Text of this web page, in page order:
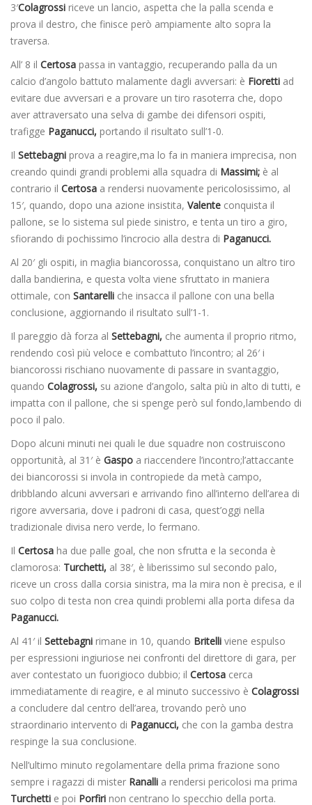
3′Colagrossi riceve un lancio, aspetta che la palla scenda e
prova il destro, che finisce però ampiamente alto sopra la
traversa.
All’ 8 il Certosa passa in vantaggio, recuperando palla da un
calcio d’angolo battuto malamente dagli avversari: è Fioretti ad
evitare due avversari e a provare un tiro rasoterra che, dopo
aver attraversato una selva di gambe dei difensori ospiti,
trafigge Paganucci, portando il risultato sull’1-0.
Il Settebagni prova a reagire,ma lo fa in maniera imprecisa, non
creando quindi grandi problemi alla squadra di Massimi; è al
contrario il Certosa a rendersi nuovamente pericolosissimo, al
15′, quando, dopo una azione insistita, Valente conquista il
pallone, se lo sistema sul piede sinistro, e tenta un tiro a giro,
sfiorando di pochissimo l’incrocio alla destra di Paganucci.
Al 20′ gli ospiti, in maglia biancorossa, conquistano un altro tiro
dalla bandierina, e questa volta viene sfruttato in maniera
ottimale, con Santarelli che insacca il pallone con una bella
conclusione, aggiornando il risultato sull’1-1.
Il pareggio dà forza al Settebagni, che aumenta il proprio ritmo,
rendendo così più veloce e combattuto l’incontro; al 26′ i
biancorossi rischiano nuovamente di passare in svantaggio,
quando Colagrossi, su azione d’angolo, salta più in alto di tutti, e
impatta con il pallone, che si spenge però sul fondo,lambendo di
poco il palo.
Dopo alcuni minuti nei quali le due squadre non costruiscono
opportunità, al 31′ è Gaspo a riaccendere l’incontro;l’attaccante
dei biancorossi si invola in contropiede da metà campo,
dribblando alcuni avversari e arrivando fino all’interno dell’area di
rigore avversaria, dove i padroni di casa, quest’oggi nella
tradizionale divisa nero verde, lo fermano.
Il Certosa ha due palle goal, che non sfrutta e la seconda è
clamorosa: Turchetti, al 38′, è liberissimo sul secondo palo,
riceve un cross dalla corsia sinistra, ma la mira non è precisa, e il
suo colpo di testa non crea quindi problemi alla porta difesa da
Paganucci.
Al 41′ il Settebagni rimane in 10, quando Britelli viene espulso
per espressioni ingiuriose nei confronti del direttore di gara, per
aver contestato un fuorigioco dubbio; il Certosa cerca
immediatamente di reagire, e al minuto successivo è Colagrossi
a concludere dal centro dell’area, trovando però uno
straordinario intervento di Paganucci, che con la gamba destra
respinge la sua conclusione.
Nell’ultimo minuto regolamentare della prima frazione sono
sempre i ragazzi di mister Ranalli a rendersi pericolosi ma prima
Turchetti e poi Porfiri non centrano lo specchio della porta.